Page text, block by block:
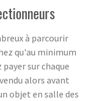
à parcourir
qu'au minimum
payer sur chaque
alors avant
objet en salle des